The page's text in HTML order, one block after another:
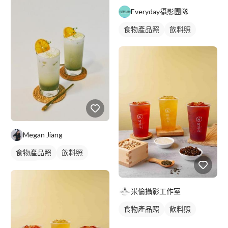
Megan Jiang
食物產品照
飲料照
Everyday攝影團隊
食物產品照 飲料照
米倫攝影工作室
食物產品照 飲料照